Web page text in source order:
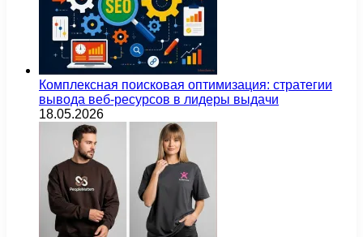
Комплексная поисковая оптимизация: стратегии
вывода веб-ресурсов в лидеры выдачи
18.05.2026